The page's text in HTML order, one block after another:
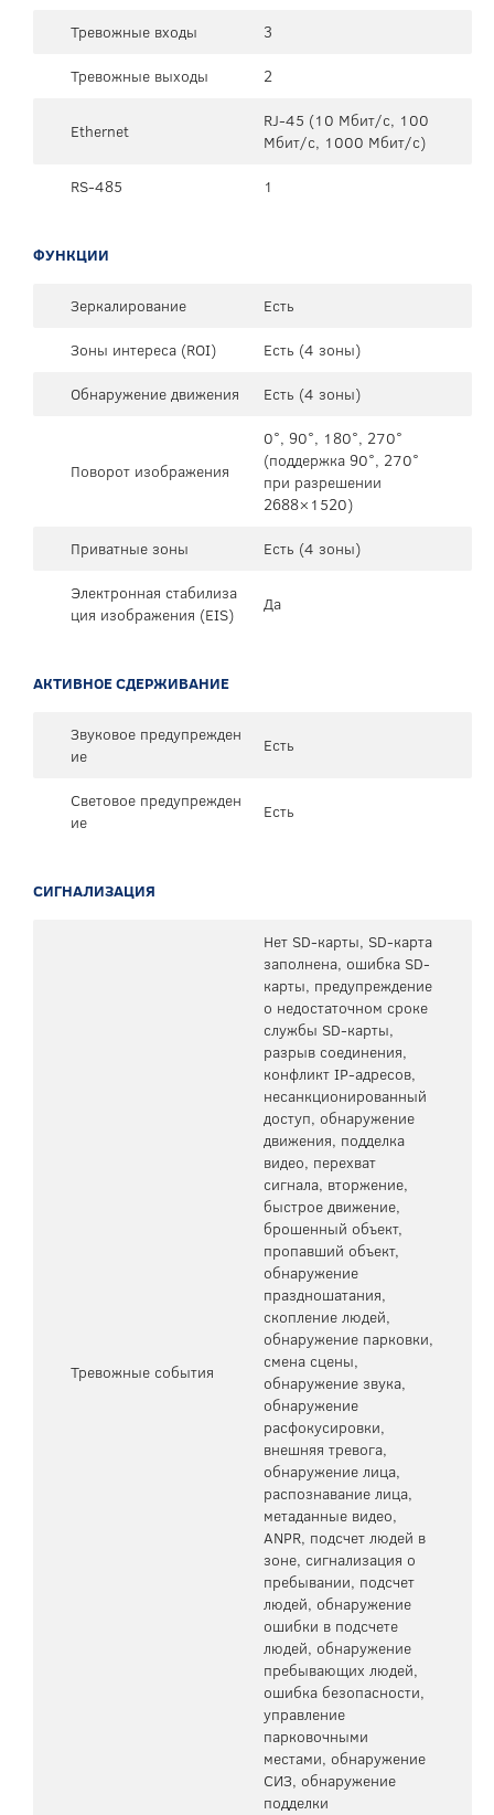
Тревожные входы
3
Тревожные выходы
2
Ethernet
RJ-45 (10 Мбит/с, 100
Мбит/с, 1000 Мбит/с)
RS-485
1
ФУНКЦИИ
Зеркалирование
Есть
Зоны интереса (ROI)
Есть (4 зоны)
Обнаружение движения
Есть (4 зоны)
Поворот изображения
0°, 90°, 180°, 270°
(поддержка 90°, 270°
при разрешении
2688×1520)
Приватные зоны
Есть (4 зоны)
Электронная стабилиза
ция изображения (EIS)
Да
АКТИВНОЕ СДЕРЖИВАНИЕ
Звуковое предупрежден
ие
Есть
Световое предупрежден
ие
Есть
СИГНАЛИЗАЦИЯ
Тревожные события
Нет SD-карты, SD-карта
заполнена, ошибка SD-
карты, предупреждение
о недостаточном сроке
службы SD-карты,
разрыв соединения,
конфликт IP-адресов,
несанкционированный
доступ, обнаружение
движения, подделка
видео, перехват
сигнала, вторжение,
быстрое движение,
брошенный объект,
пропавший объект,
обнаружение
праздношатания,
скопление людей,
обнаружение парковки,
смена сцены,
обнаружение звука,
обнаружение
расфокусировки,
внешняя тревога,
обнаружение лица,
распознавание лица,
метаданные видео,
ANPR, подсчет людей в
зоне, сигнализация о
пребывании, подсчет
людей, обнаружение
ошибки в подсчете
людей, обнаружение
пребывающих людей,
ошибка безопасности,
управление
парковочными
местами, обнаружение
СИЗ, обнаружение
подделки